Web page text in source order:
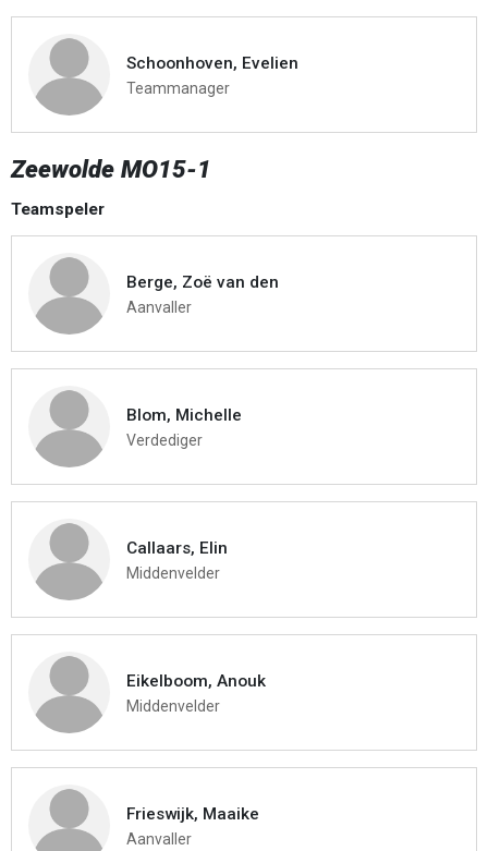
Schoonhoven, Evelien
Teammanager
Zeewolde MO15-1
Teamspeler
Berge, Zoë van den
Aanvaller
Blom, Michelle
Verdediger
Callaars, Elin
Middenvelder
Eikelboom, Anouk
Middenvelder
Frieswijk, Maaike
Aanvaller